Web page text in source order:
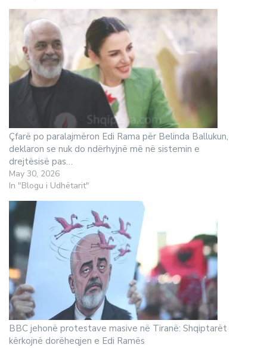
Çfarë po paralajmëron Edi Rama për Belinda Ballukun,
deklaron se nuk do ndërhyjnë më në sistemin e
drejtësisë pas…
May 30, 2026
In "Blogu i Udhëtarit"
BBC jehonë protestave masive në Tiranë: Shqiptarët
kërkojnë dorëheqjen e Edi Ramës